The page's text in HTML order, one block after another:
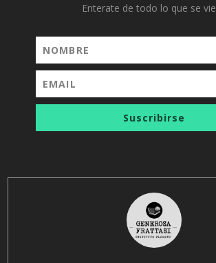
Enterate de todo lo que se
Suscribirse